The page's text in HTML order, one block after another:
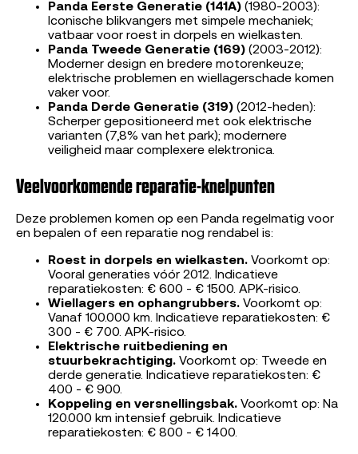
Panda Eerste Generatie (141A) (1980-2003):
Iconische blikvangers met simpele mechaniek;
vatbaar voor roest in dorpels en wielkasten.
Panda Tweede Generatie (169) (2003-2012):
Moderner design en bredere motorenkeuze;
elektrische problemen en wiellagerschade komen
vaker voor.
Panda Derde Generatie (319) (2012-heden):
Scherper gepositioneerd met ook elektrische
varianten (7,8% van het park); modernere
veiligheid maar complexere elektronica.
Veelvoorkomende reparatie-knelpunten
Deze problemen komen op een Panda regelmatig voor
en bepalen of een reparatie nog rendabel is:
Roest in dorpels en wielkasten. Voorkomt op:
Vooral generaties vóór 2012. Indicatieve
reparatiekosten: € 600 - € 1500. APK-risico.
Wiellagers en ophangrubbers. Voorkomt op:
Vanaf 100.000 km. Indicatieve reparatiekosten: €
300 - € 700. APK-risico.
Elektrische ruitbediening en
stuurbekrachtiging. Voorkomt op: Tweede en
derde generatie. Indicatieve reparatiekosten: €
400 - € 900.
Koppeling en versnellingsbak. Voorkomt op: Na
120.000 km intensief gebruik. Indicatieve
reparatiekosten: € 800 - € 1400.